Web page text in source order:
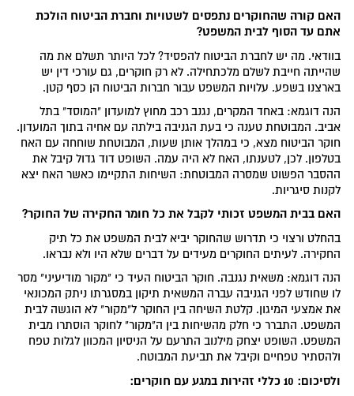
האם קורה שהחוקרים נתפסים לשטויות וחברת הביטוח הולכת
אתם עד הסוף לבית המשפט?
בוודאי. מה יש לחברת הביטוח להפסיד? לכל היותר תשלם את מה
שהייתה חייבת לשלם מלכתחילה. לא רק חוקרים, גם עורכי דין יש
בארצנו בשפע. עלויות המשפט עבור חברות הביטוח הן כסף קטן.
הנה דוגמא: באחד המקרים, נגנב רכב מחוץ למועדון "המוסד" בתל
אביב. המבוטחת טענה כי בעת הגניבה בילתה עם אחיה בתוך המועדון.
חוקר הביטוח מצא, כי במהלך אותן שעות, המבוטחת שוחחה עם האח
בטלפון. לכן, לטענתו, האח לא היה עמה. השופט דוד גדול קיבל את
ההסבר הפשוט שמסרה המבוטחת: השיחות התקיימו כאשר האח יצא
לקנות סיגריות.
האם בבית המשפט זכותי לקבל את כל חומר החקירה של החוקר?
בהחלט ורצוי כי תדרוש שהחוקר יביא לבית המשפט את כל תיק
החקירה. לעיתים החוקרים מעידים על דברים שלא היו ולא נבראו.
הנה דוגמא: משאית נגנבה. חוקר הביטוח העיד כי "מקור מודיעיני" מסר
לו שחודש לפני הגניבה עברה המשאית תיקון במסגרתו ניתק המכונאי
את אמצעי המיגון. קלטת השיחה בין החוקר ל"מקור" לא הוגשה לבית
המשפט. התברר כי חלק מהשיחות בין ה"מקור" לחוקר הוסתרו מבית
המשפט. השופט יצחק מילנוב התרעם על הניסיון המכוון לגלות טפח
ולהסתיר טפחיים וקיבל את תביעת המבוטח.
ולסיכום: 10 כללי זהירות במגע עם חוקרים: